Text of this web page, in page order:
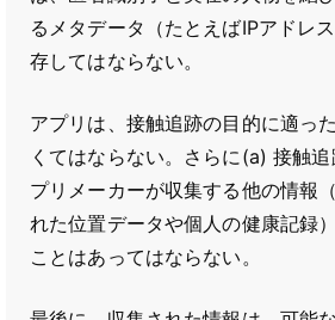
るメタデータ（たとえばIPアドレ
存してはならない。
アプリは、接触追跡の目的に適っ
くてはならない。さらに(a) 接触
プリメーカーが収集する他の情報
れた位置データや個人の健康記録
ことはあってはならない。